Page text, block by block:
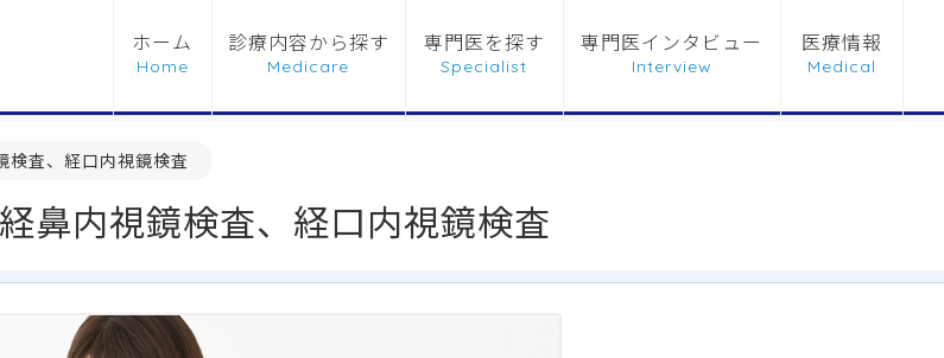
ホーム 診療内容から探す 専門医を探す 専門医インタビュー 医療情報
検査、経口内視鏡検査
鼻内視鏡検査、経口内視鏡検査